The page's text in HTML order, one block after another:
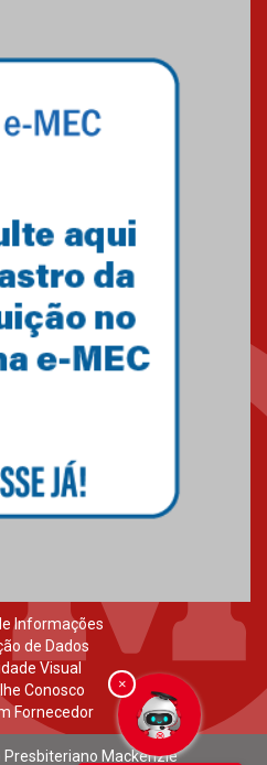
no MEC
DA FACULDADE
MACKENZIE
À SUA NOVA UNIDADE,
E-book do Mackenzie Rio
Informações
de Dados
Visual
Conosco
Fornecedor
Mackenzie
×